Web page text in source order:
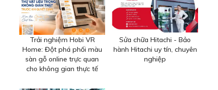
Trải nghiệm Hobi VR
Home: Đột phá phối màu
sàn gỗ online trực quan
cho không gian thực tế
Sửa chữa Hitachi - Bảo
hành Hitachi uy tín, chuyên
nghiệp